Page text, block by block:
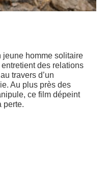
jeune homme solitaire
des relations
travers d’un
Au plus près des
ce film dépeint
perte.